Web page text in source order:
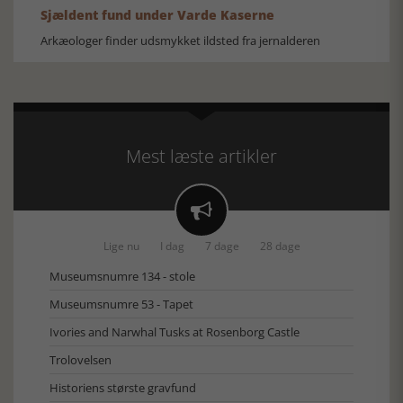
Sjældent fund under Varde Kaserne
Arkæologer finder udsmykket ildsted fra jernalderen
Mest læste artikler

Lige nu I dag 7 dage 28 dage
Museumsnumre 134 - stole
Museumsnumre 53 - Tapet
Ivories and Narwhal Tusks at Rosenborg Castle
Trolovelsen
Historiens største gravfund